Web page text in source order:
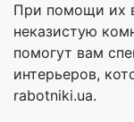
При помощи их
неказистую
помогут вам
интерьеров,
rabotniki.ua.